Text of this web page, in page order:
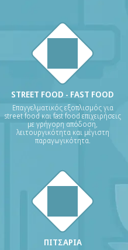
STREET FOOD - FAST FOOD
Επαγγελματικός εξοπλισμός για
street food και fast food επιχειρήσεις
με γρήγορη απόδοση,
λειτουργικότητα και μέγιστη
παραγωγικότητα.
ΠΙΤΣΑΡΙΑ